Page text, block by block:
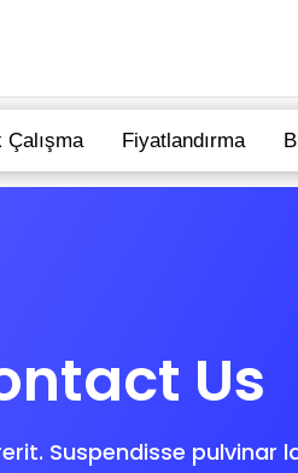
Çalışma Fiyatlandırma
Us
Suspendisse pulvinar